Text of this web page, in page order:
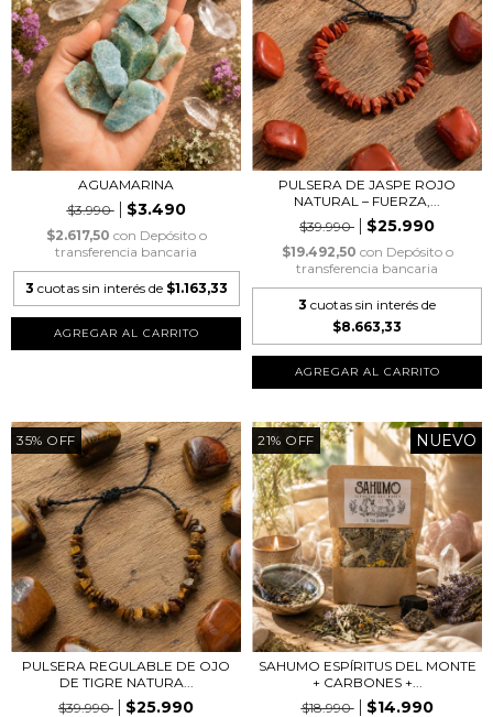
AGUAMARINA
$3.990
$3.490
$2.617,50 con Depósito o
transferencia bancaria
3 cuotas sin interés de $1.163,33
PULSERA DE JASPE ROJO
NATURAL – FUERZA,...
$39.990
$25.990
$19.492,50 con Depósito o
transferencia bancaria
3 cuotas sin interés de
$8.663,33
35% OFF
PULSERA REGULABLE DE OJO
DE TIGRE NATURA...
$39.990
$25.990
21% OFF NUEVO
SAHUMO ESPÍRITUS DEL MONTE
+ CARBONES +...
$18.990
$14.990